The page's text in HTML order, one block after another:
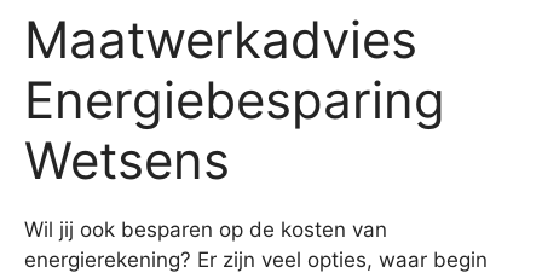
Maatwerkadvies
Energiebesparing
Wetsens
Wil jij ook besparen op de kosten van
energierekening? Er zijn veel opties, waar begin